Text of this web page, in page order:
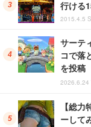
行ける
2015.4.5
サーテ
コで落
を投稿
2026.6.24
【総
ーして